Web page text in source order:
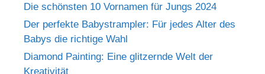
Die schönsten 10 Vornamen für Jungs 2024
Der perfekte Babystrampler: Für jedes Alter des
Babys die richtige Wahl
Diamond Painting: Eine glitzernde Welt der
Kreativität